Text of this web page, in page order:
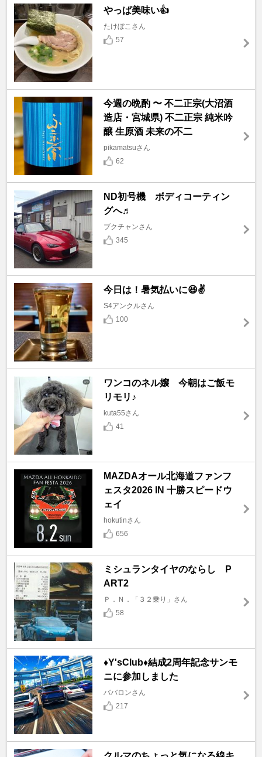
やっぱ美味い👍
たけぼこさん
57
今週の晩酌 〜 不二正宗(大沼酒
造店・宮城県) 不二正宗 純米吟
醸 生原酒 未来の不二
pikamatsuさん
62
ND初号機 ボディコーティン
グへ♬
ブクチャンさん
345
今日は！暑気払いに😆✌️
S4アンクルさん
100
ワンコのネル嬢 今朝はご飯モ
リモリ♪
kuta55さん
41
MAZDAオール北海道ファンフ
ェスタ2026 IN 十勝スピードウ
ェイ
hokutinさん
656
ミシュランタイヤのならし P
ART2
Ｐ．Ｎ．「３２乗り」さん
58
♦️Y'sClub♦️結成2周年記念サンモ
ニに参加しました
ババロンさん
217